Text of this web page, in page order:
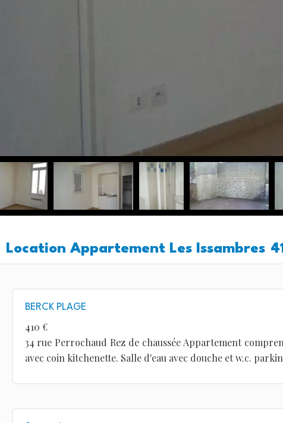
Location Appartement Les Issambres
BERCK PLAGE
410 €
34 rue Perrochaud Rez de chaussée Appartement
avec coin kitchenette. Salle d'eau avec douche et w.c.